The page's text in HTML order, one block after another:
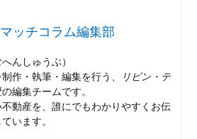
ッチコラム編集部
んしゅうぶ）
作・執筆・編集を行う、
リビン・テ
の編集チームです。
動産を、誰にでもわかりやすくお伝
います。